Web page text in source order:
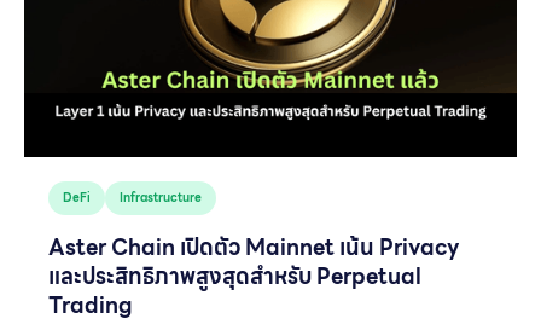
DeFi Infrastructure
Aster Chain เปิดตัว Mainnet เน้น Privacy
และประสิทธิภาพสูงสุดสำหรับ Perpetual
Trading